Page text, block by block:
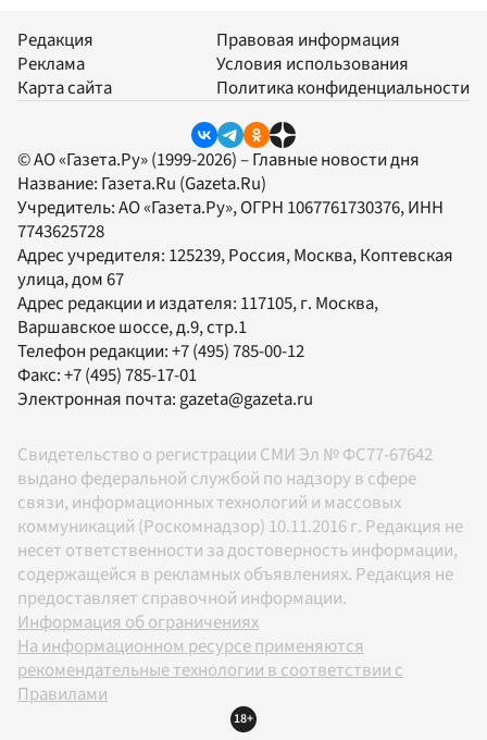
Редакция
Реклама
Карта сайта
Правовая информация
Условия использования
Политика конфиденциальности
© АО «Газета.Ру» (1999-2026) – Главные новости дня
Название: Газета.Ru (Gazeta.Ru)
Учредитель:АО «Газета.Ру», ОГРН 1067761730376, ИНН
7743625728
Адрес учредителя: 125239, Россия, Москва, Коптевская
улица, дом 67
Адрес редакции и издателя: 117105, г. Москва,
Варшавское шоссе, д.9, стр.1
Телефон редакции:+7 (495) 785-00-12
Факс:+7 (495) 785-17-01
Электронная почта: gazeta@gazeta.ru
Свидетельство о регистрации СМИ Эл № ФС77-67642
выдано федеральной службой по надзору в сфере
связи, информационных технологий и массовых
коммуникаций (Роскомнадзор) 10.11.2016 г. Редакция не
несет ответственности за достоверность информации,
содержащейся в рекламных объявлениях. Редакция не
предоставляет справочной информации.
Информация об ограничениях
На информационном ресурсе применяются
рекомендательные технологии в соответствии с
Правилами
18+